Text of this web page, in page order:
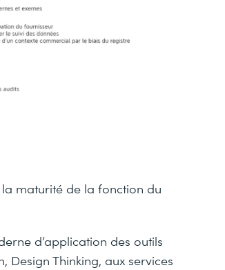
maturité de la fonction du
d’application des outils
Thinking, aux services